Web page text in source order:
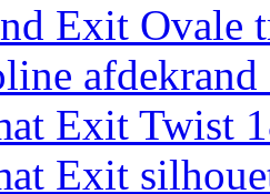
Exit Ovale
Exit Twist
Exit